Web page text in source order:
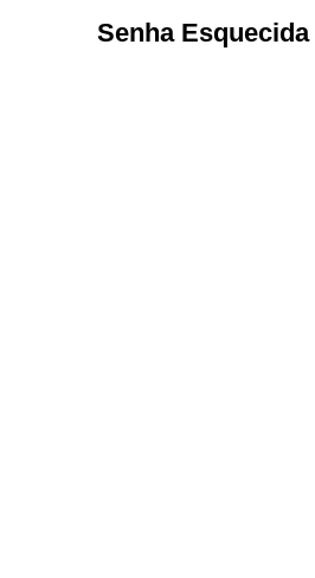
Senha Esquecida